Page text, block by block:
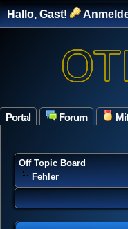
Hallo, Gast!
Portal Forum
Off Topic Board
Fehler